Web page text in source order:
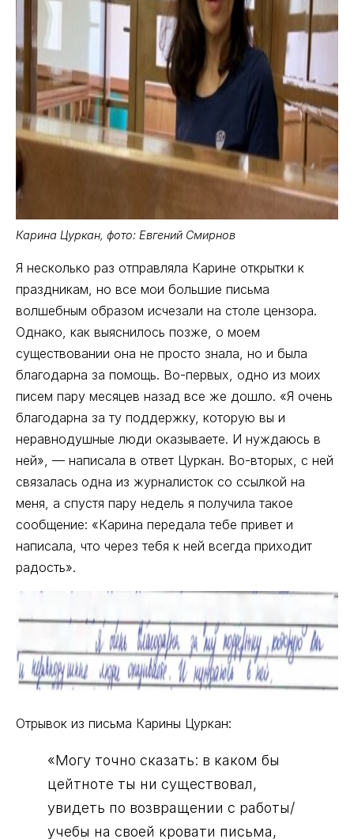
Карина Цуркан, фото: Евгений Смирнов
Я несколько раз отправляла Карине открытки к
праздникам, но все мои большие письма
волшебным образом исчезали на столе цензора.
Однако, как выяснилось позже, о моем
существовании она не просто знала, но и была
благодарна за помощь. Во-первых, одно из моих
писем пару месяцев назад все же дошло. «Я очень
благодарна за ту поддержку, которую вы и
неравнодушные люди оказываете. И нуждаюсь в
ней», — написала в ответ Цуркан. Во-вторых, с ней
связалась одна из журналисток со ссылкой на
меня, а спустя пару недель я получила такое
сообщение: «Карина передала тебе привет и
написала, что через тебя к ней всегда приходит
радость».
Отрывок из письма Карины Цуркан:
«Могу точно сказать: в каком бы
цейтноте ты ни существовал,
увидеть по возвращении с работы/
учебы на своей кровати письма,